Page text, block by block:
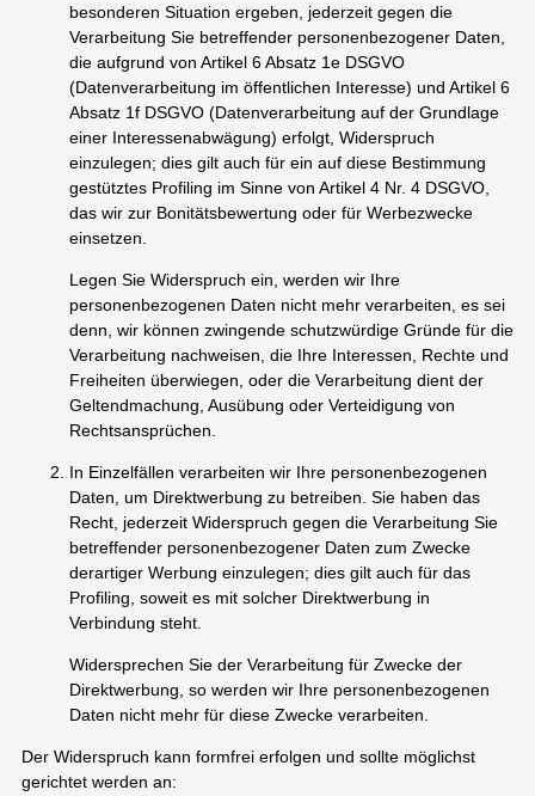
besonderen Situation ergeben, jederzeit gegen die
Verarbeitung Sie betreffender personenbezogener Daten,
die aufgrund von Artikel 6 Absatz 1e DSGVO
(Datenverarbeitung im öffentlichen Interesse) und Artikel 6
Absatz 1f DSGVO (Datenverarbeitung auf der Grundlage
einer Interessenabwägung) erfolgt, Widerspruch
einzulegen; dies gilt auch für ein auf diese Bestimmung
gestütztes Profiling im Sinne von Artikel 4 Nr. 4 DSGVO,
das wir zur Bonitätsbewertung oder für Werbezwecke
einsetzen.
Legen Sie Widerspruch ein, werden wir Ihre
personenbezogenen Daten nicht mehr verarbeiten, es sei
denn, wir können zwingende schutzwürdige Gründe für die
Verarbeitung nachweisen, die Ihre Interessen, Rechte und
Freiheiten überwiegen, oder die Verarbeitung dient der
Geltendmachung, Ausübung oder Verteidigung von
Rechtsansprüchen.
In Einzelfällen verarbeiten wir Ihre personenbezogenen
Daten, um Direktwerbung zu betreiben. Sie haben das
Recht, jederzeit Widerspruch gegen die Verarbeitung Sie
betreffender personenbezogener Daten zum Zwecke
derartiger Werbung einzulegen; dies gilt auch für das
Profiling, soweit es mit solcher Direktwerbung in
Verbindung steht.
Widersprechen Sie der Verarbeitung für Zwecke der
Direktwerbung, so werden wir Ihre personenbezogenen
Daten nicht mehr für diese Zwecke verarbeiten.
Der Widerspruch kann formfrei erfolgen und sollte möglichst
gerichtet werden an: